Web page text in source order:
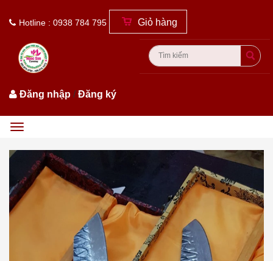
Hotline : 0938 784 795 Giỏ hàng
Đăng nhập /Đăng ký
Menu